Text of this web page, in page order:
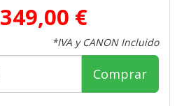
€
*IVA y CANON Incluido
Comprar